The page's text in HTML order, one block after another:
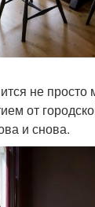
не
от
и снова.